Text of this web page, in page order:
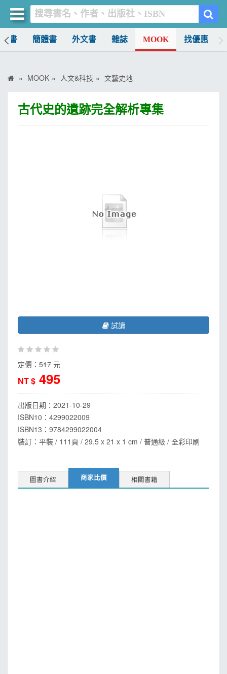
書 簡體書 外文書 雜誌 MOOK 找優惠
MOOK 人文&科技 文藝史地
古代史的遺跡完全解析專集
試讀
定價： 517 元
NT $ 495
出版日期： 2021-10-29
ISBN10：4299022009
ISBN13： 9784299022004
裝訂：平裝 / 111頁 / 29.5 x 21 x 1 cm / 普通級 / 全彩印刷
圖書介紹 商家比價 相關書籍
買書網
首頁
書店暢銷榜